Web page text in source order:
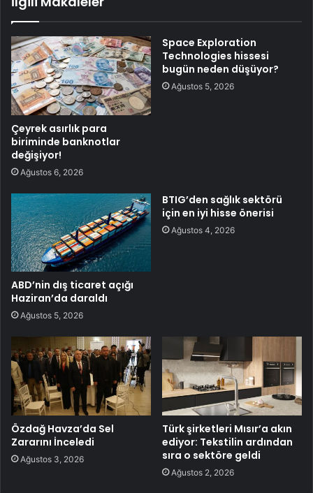
Çeyrek asırlık para
biriminde banknotlar
değişiyor!
Ağustos 6, 2026
Space Exploration
Technologies hissesi
bugün neden düşüyor?
Ağustos 5, 2026
ABD’nin dış ticaret açığı
Haziran’da daraldı
Ağustos 5, 2026
BTIG’den sağlık sektörü
için en iyi hisse önerisi
Ağustos 4, 2026
Özdağ Havza’da Sel
Zararını İnceledi
Ağustos 3, 2026
Türk şirketleri Mısır’a akın
ediyor: Tekstilin ardından
sıra o sektöre geldi
Ağustos 2, 2026